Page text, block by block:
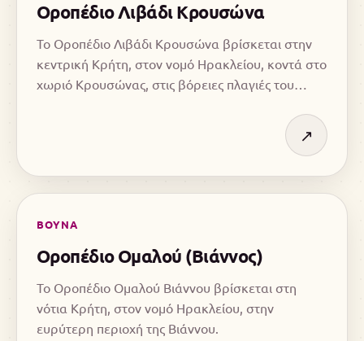
Οροπέδιο Λιβάδι Κρουσώνα
Το Οροπέδιο Λιβάδι Κρουσώνα βρίσκεται στην
κεντρική Κρήτη, στον νομό Ηρακλείου, κοντά στο
χωριό Κρουσώνας, στις βόρειες πλαγιές του
↗
ΒΟΥΝΑ
Οροπέδιο Ομαλού (Βιάννος)
Το Οροπέδιο Ομαλού Βιάννου βρίσκεται στη
νότια Κρήτη, στον νομό Ηρακλείου, στην
ευρύτερη περιοχή της Βιάννου.